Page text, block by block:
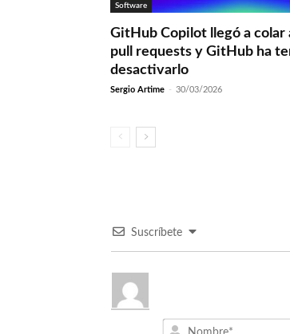
Software
GitHub Copilot llegó a colar
pull requests y GitHub ha
desactivarlo
Sergio Artime - 30/03/2026
Suscríbete